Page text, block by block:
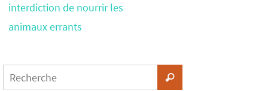
interdiction de nourrir les
animaux errants